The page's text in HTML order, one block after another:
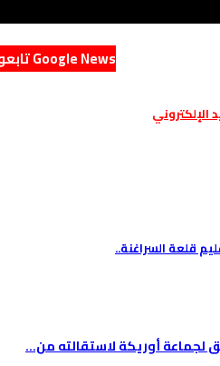
تابعوا آخر الأخبار من صوت الأحرار على Google News
الإلكتروني
قلعة السراغنة..
لجماعة أوريكة لاستقالته من…